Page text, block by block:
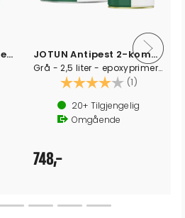
HUGOS Vask- og rensemiddel
4.3 av 5 mulige
JOTUN Antipest 2-komponent Primer A+B
Grå - 2,5 liter - epoxyprimer komplett
Karakter: (1)
20+ Tilgjengelig
Omgående
748,-